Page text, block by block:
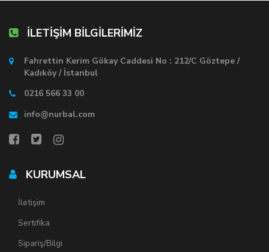
İLETİŞİM BİLGİLERİMİZ
Fahrettin Kerim Gökay Caddesi No : 212/C Göztepe /
Kadıköy / İstanbul
0216 566 33 00
info@nurbal.com
KURUMSAL
İletişim
Sertifika
Sipariş/Bilgi